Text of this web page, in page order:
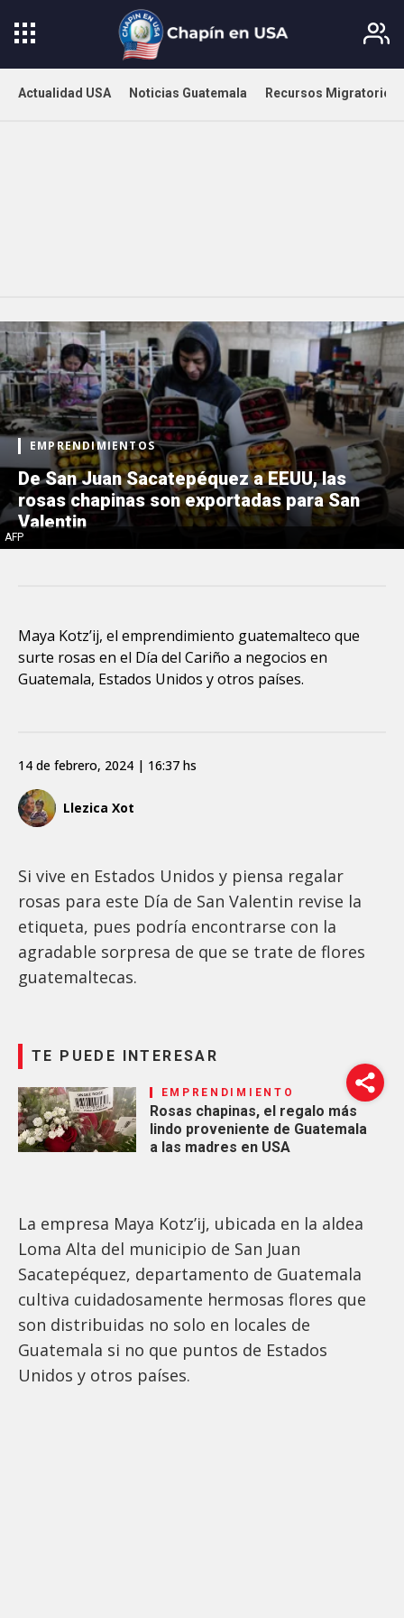
Actualidad USA Noticias Guatemala Recursos Migratorios
AFP
EMPRENDIMIENTOS
De San Juan Sacatepéquez a EEUU, las
rosas chapinas son exportadas para San
Valentin
Maya Kotz’ij, el emprendimiento guatemalteco que
surte rosas en el Día del Cariño a negocios en
Guatemala, Estados Unidos y otros países.
Llezica Xot
14 de febrero, 2024 | 16:37 hs
Si vive en Estados Unidos y piensa regalar
rosas para este Día de San Valentin revise la
etiqueta, pues podría encontrarse con la
agradable sorpresa de que se trate de flores
guatemaltecas.
TE PUEDE INTERESAR
EMPRENDIMIENTO
Rosas chapinas, el regalo más
lindo proveniente de Guatemala
a las madres en USA
La empresa Maya Kotz’ij, ubicada en la aldea
Loma Alta del municipio de San Juan
Sacatepéquez, departamento de Guatemala
cultiva cuidadosamente hermosas flores que
son distribuidas no solo en locales de
Guatemala si no que puntos de Estados
Unidos y otros países.